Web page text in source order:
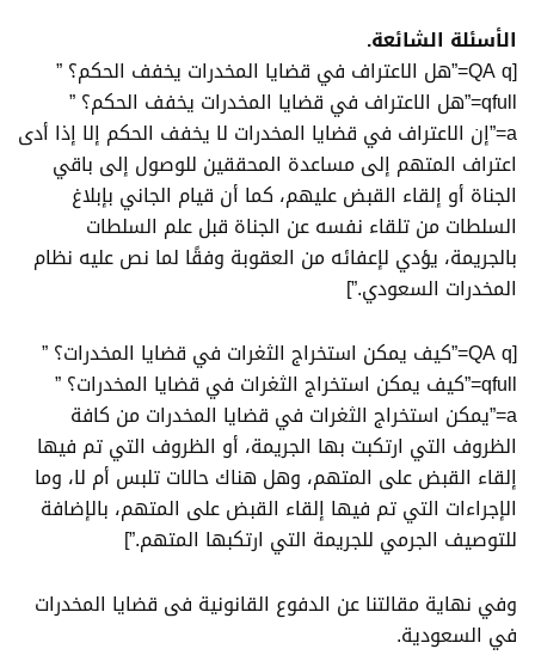
الأسئلة الشائعة.
[QA q=”هل الاعتراف في قضايا المخدرات يخفف الحكم؟ ”
qfull=”هل الاعتراف في قضايا المخدرات يخفف الحكم؟ ”
a=”إن الاعتراف في قضايا المخدرات لا يخفف الحكم إلا إذا أدى
اعتراف المتهم إلى مساعدة المحققين للوصول إلى باقي
الجناة أو إلقاء القبض عليهم، كما أن قيام الجاني بإبلاغ
السلطات من تلقاء نفسه عن الجناة قبل علم السلطات
بالجريمة، يؤدي لإعفائه من العقوبة وفقًا لما نص عليه نظام
المخدرات السعودي.”]
[QA q=”كيف يمكن استخراج الثغرات في قضايا المخدرات؟ ”
qfull=”كيف يمكن استخراج الثغرات في قضايا المخدرات؟ ”
a=”يمكن استخراج الثغرات في قضايا المخدرات من كافة
الظروف التي ارتكبت بها الجريمة، أو الظروف التي تم فيها
إلقاء القبض على المتهم، وهل هناك حالات تلبس أم لا، وما
الإجراءات التي تم فيها إلقاء القبض على المتهم، بالإضافة
للتوصيف الجرمي للجريمة التي ارتكبها المتهم.”]
وفي نهاية مقالتنا عن الدفوع القانونية فى قضايا المخدرات
في السعودية.